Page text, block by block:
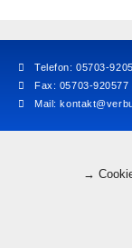
Telefon: 05703-
Fax: 05703-920577
Mail:
→